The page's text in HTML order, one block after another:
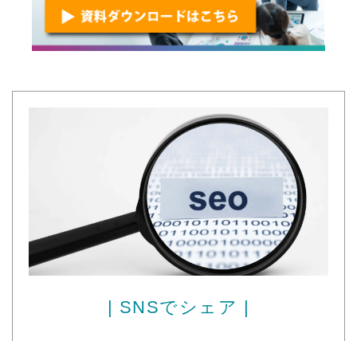
| SNSでシェア |